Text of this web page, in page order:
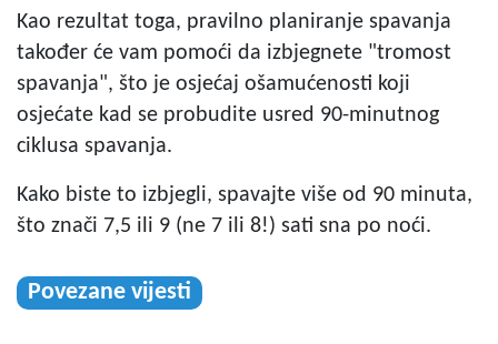
Kao rezultat toga, pravilno planiranje spavanja
također će vam pomoći da izbjegnete "tromost
spavanja", što je osjećaj ošamućenosti koji
osjećate kad se probudite usred 90-minutnog
ciklusa spavanja.
Kako biste to izbjegli, spavajte više od 90 minuta,
što znači 7,5 ili 9 (ne 7 ili 8!) sati sna po noći.
Povezane vijesti